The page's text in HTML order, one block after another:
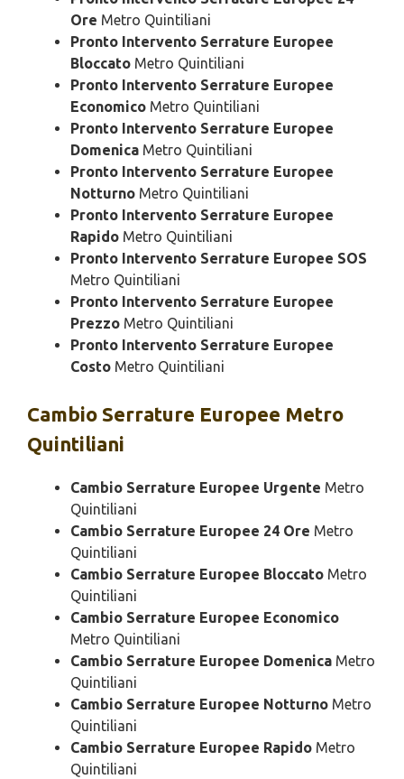
Ore Metro Quintiliani
Pronto Intervento Serrature Europee
Bloccato Metro Quintiliani
Pronto Intervento Serrature Europee
Economico Metro Quintiliani
Pronto Intervento Serrature Europee
Domenica Metro Quintiliani
Pronto Intervento Serrature Europee
Notturno Metro Quintiliani
Pronto Intervento Serrature Europee
Rapido Metro Quintiliani
Pronto Intervento Serrature Europee SOS
Metro Quintiliani
Pronto Intervento Serrature Europee
Prezzo Metro Quintiliani
Pronto Intervento Serrature Europee
Costo Metro Quintiliani
Cambio Serrature Europee Metro
Quintiliani
Cambio Serrature Europee Urgente Metro
Quintiliani
Cambio Serrature Europee 24 Ore Metro
Quintiliani
Cambio Serrature Europee Bloccato Metro
Quintiliani
Cambio Serrature Europee Economico
Metro Quintiliani
Cambio Serrature Europee Domenica Metro
Quintiliani
Cambio Serrature Europee Notturno Metro
Quintiliani
Cambio Serrature Europee Rapido Metro
Quintiliani